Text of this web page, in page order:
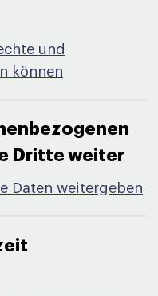
und
können
Dritte weiter​
Daten weitergeben